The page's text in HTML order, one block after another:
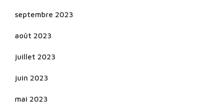
septembre 2023
août 2023
juillet 2023
juin 2023
mai 2023